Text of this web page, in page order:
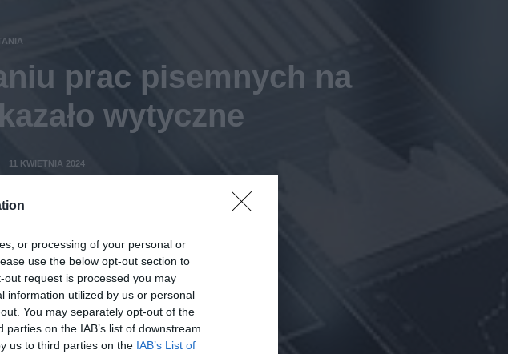
or processing of your personal or
use the below opt-out section to
request is processed you may
information utilized by us or personal
You may separately opt-out of the
on the IAB’s list of downstream
us to third parties on the IAB’s List of
prac pisemnych na
wytyczne
11 KWIETNIA 2024